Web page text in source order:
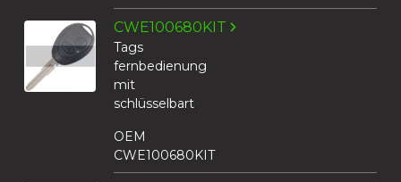
CWE100680KIT
Tags
fernbedienung
mit
schlüsselbart
OEM
CWE100680KIT